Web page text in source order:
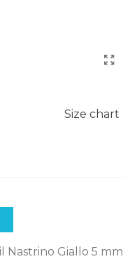
Size chart
Nastrino Giallo 5 mm